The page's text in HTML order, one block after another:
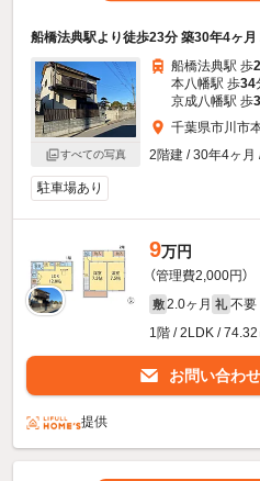
船橋法典駅より徒歩23分 築30年4ヶ
すべての写真
船橋法典駅 歩
本八幡駅 歩34
京成八幡駅 歩
千葉県市川市
2階建 / 30年4ヶ月
駐車場あり
9万円
（管理費2,000円）
敷 2.0ヶ月 礼 不要
1階 / 2LDK / 74.32
お問い合わせ
提供